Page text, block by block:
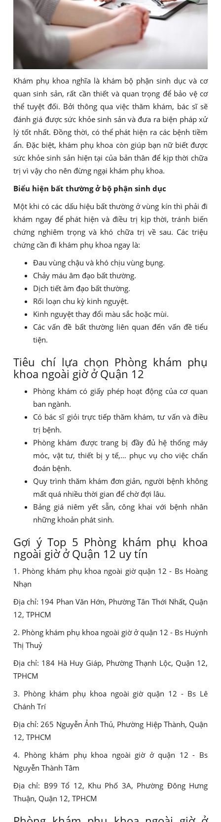
Khám phụ khoa nghĩa là khám bộ phận sinh dục và cơ
quan sinh sản, rất cần thiết và quan trọng để bảo vệ cơ
thể tuyệt đối. Bởi thông qua việc thăm khám, bác sĩ sẽ
đánh giá được sức khỏe sinh sản và đưa ra biện pháp xử
lý tốt nhất. Đồng thời, có thể phát hiện ra các bệnh tiềm
ẩn. Đặc biệt, khám phụ khoa còn giúp bạn nữ biết được
sức khỏe sinh sản hiện tại của bản thân để kịp thời chữa
trị vì vậy cho nên đừng ngại khám phụ khoa.
Biểu hiện bất thường ở bộ phận sinh dục
Một khi có các dấu hiệu bất thường ở vùng kín thì phải đi
khám ngay để phát hiện và điều trị kịp thời, tránh biến
chứng nghiêm trọng và khó chữa trị về sau. Các triệu
chứng cần đi khám phụ khoa ngay là:
Đau vùng chậu và khó chịu vùng bụng.
Chảy máu âm đạo bất thường.
Dịch tiết âm đạo bất thường.
Rối loạn chu kỳ kinh nguyệt.
Kinh nguyệt thay đổi màu sắc hoặc mùi.
Các vấn đề bất thường liên quan đến vấn đề tiểu
tiện.
Tiêu chí lựa chọn Phòng khám phụ
khoa ngoài giờ ở Quận 12
Phòng khám có giấy phép hoạt động của cơ quan
ban ngành.
Có bác sĩ giỏi trực tiếp thăm khám, tư vấn và điều
trị bệnh.
Phòng khám được trang bị đầy đủ hệ thống máy
móc, vật tư, thiết bị y tế,… phục vụ cho việc chẩn
đoán bệnh.
Quy trình thăm khám đơn giản, người bệnh không
mất quá nhiều thời gian để chờ đợi lâu.
Bảng giá niêm yết sẵn, công khai với bệnh nhân
những khoản phát sinh.
Gợi ý Top 5 Phòng khám phụ khoa
ngoài giờ ở Quận 12 uy tín
1. Phòng khám phụ khoa ngoài giờ quận 12 - Bs Hoàng
Nhạn
Địa chỉ: 194 Phan Văn Hớn, Phường Tân Thới Nhất, Quận
12, TPHCM
2. Phòng khám phụ khoa ngoài giờ ở quận 12 - Bs Huỳnh
Thị Thuỷ
Địa chỉ: 184 Hà Huy Giáp, Phường Thạnh Lộc, Quận 12,
TPHCM
3. Phòng khám phụ khoa ngoài giờ quận 12 - Bs Lê
Chánh Trí
Địa chỉ: 265 Nguyễn Ảnh Thủ, Phường Hiệp Thành, Quận
12, TPHCM
4. Phòng khám phụ khoa ngoài giờ ở quận 12 - Bs
Nguyễn Thành Tâm
Địa chỉ: B99 Tổ 12, Khu Phố 3A, Phường Đông Hưng
Thuận, Quận 12, TPHCM